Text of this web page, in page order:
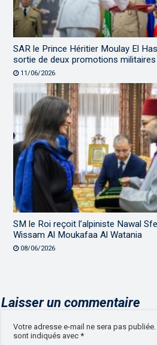
SAR le Prince Héritier Moulay El
sortie de deux promotions militaires
11/06/2026
SM le Roi reçoit l’alpiniste Nawal
Wissam Al Moukafaa Al Watania
08/06/2026
Laisser un commentaire
Votre adresse e-mail ne sera pas publiée.
sont indiqués avec*